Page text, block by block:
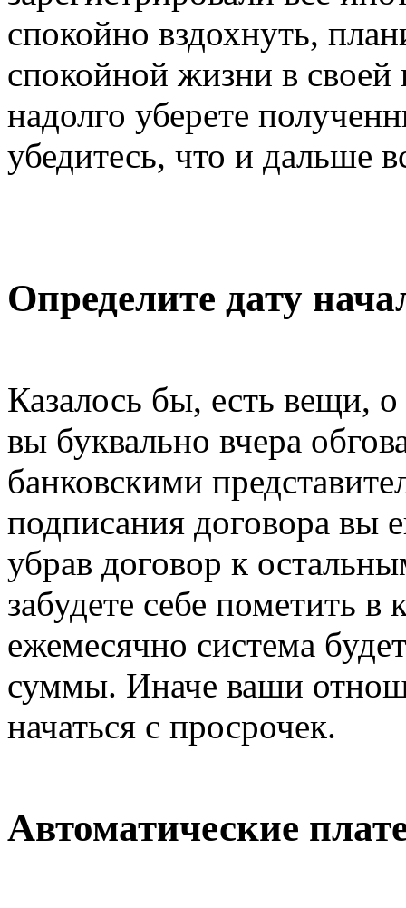
спокойно вздохнуть,
спокойной жизни в
надолго уберете
убедитесь, что и дальше
Определите дату
Казалось бы, есть вещи,
вы буквально вчера
банковскими
подписания договора вы
убрав договор к
забудете себе пометить в
ежемесячно система
суммы. Иначе ваши
начаться с просрочек.
Автоматические